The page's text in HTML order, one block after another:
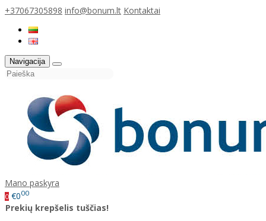
+37067305898 info@bonum.lt Kontaktai
Navigacija
Mano paskyra
0 €000
Prekių krepšelis tuščias!